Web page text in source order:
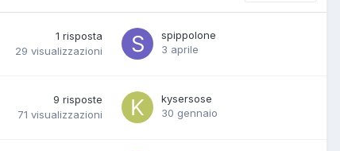
1 risposta
29 visualizzazioni
spippolone
3 aprile
9 risposte
71 visualizzazioni
kysersose
30 gennaio